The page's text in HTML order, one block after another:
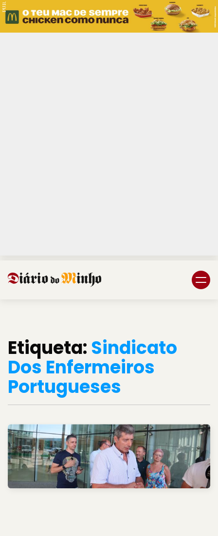
PUB.
Etiqueta: Sindicato
Dos Enfermeiros
Portugueses